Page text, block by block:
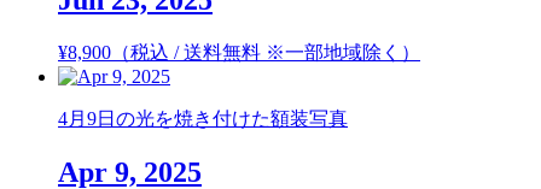
¥8,900 （税込 / 送料無料 ※一部地域除く）
4月9日の光を焼き付けた額装写真
Apr 9, 2025